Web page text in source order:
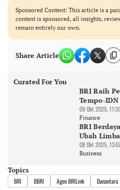
Sponsored Content: This article is a
content is sponsored, all insights,
remain entirely our own.
Share Article
Curated For You
BRI Raih
Tempo-
09 Okt 2025,
Finance
BRI
Ubah
08 Okt 2025,
Business
Topics
BRI BBRI Agen BRILink Danantara